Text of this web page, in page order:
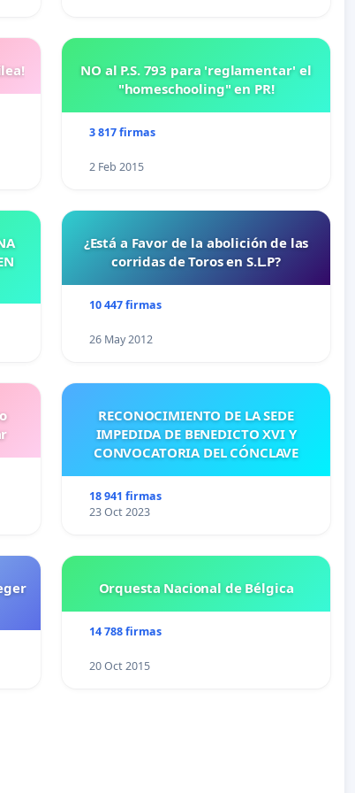
NO al P.S. 793 para 'reglamentar' el
"homeschooling" en PR!
3 817 firmas
2 Feb 2015
¿Está a Favor de la abolición de las
corridas de Toros en S.L.P?
10 447 firmas
26 May 2012
RECONOCIMIENTO DE LA SEDE
IMPEDIDA DE BENEDICTO XVI Y
CONVOCATORIA DEL CÓNCLAVE
18 941 firmas
23 Oct 2023
Orquesta Nacional de Bélgica
14 788 firmas
20 Oct 2015